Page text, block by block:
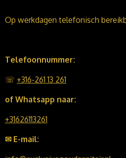
Op werkdagen telefonisch
Telefoonnummer:
☏ +316-261 13 261
of Whatsapp naar:
+31626113261
✉ E-mail: